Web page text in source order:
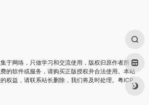
于网络，只做学习和交流使用，版权归原作者所
的软件或服务，请购买正版授权并合法使用。本站
权益，请联系站长删除，我们将及时处理。 粤ICP